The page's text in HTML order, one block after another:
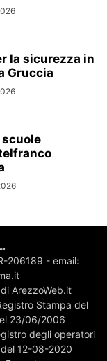
la sicurezza in
Gruccia
206189 - email:
ArezzoWeb.it
Stampa del
23/06/2006
degli operatori
12-08-2020